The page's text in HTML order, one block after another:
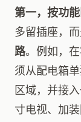
第一，按功能
多留插座，
路。例如，
须从配电箱
区域，并接
寸电视、加